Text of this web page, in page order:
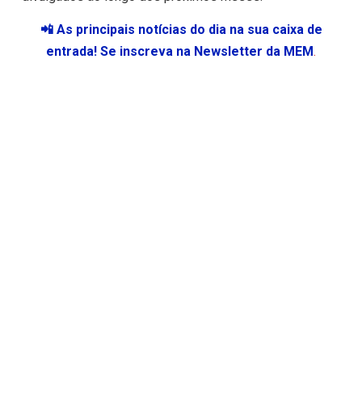
📲 As principais notícias do dia na sua caixa de
entrada! Se inscreva na Newsletter da MEM.